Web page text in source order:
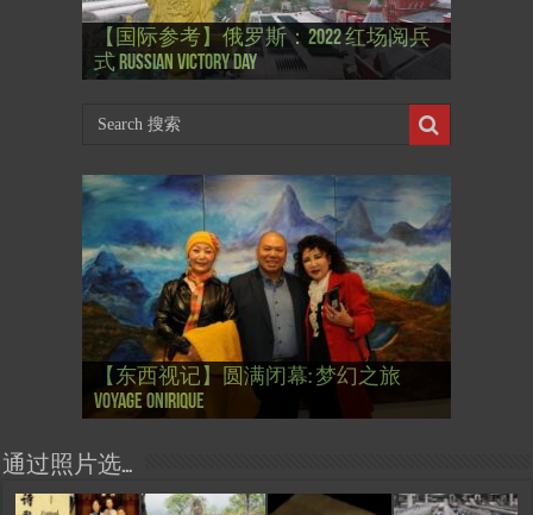
【国际参考】俄罗斯：2022 红场阅兵
式 Russian Victory Day
【国际参考】”戏剧性“服装设计师
Thierry Mugler 蒂埃里.穆勒 去世, 享年 73
岁
【国际参考】海湖庄园: Xi & Trump 内幕
Mar-a-Lago leak
【东西视记】1937年的毕加索, 海明威,
肯尼迪 1937 – La fin de l’innocence (2/2)
【东西视记】1937年的毕加索, 海明威,
肯尼迪 1937 – La fin de l’innocence (1/2)
【东西视记】1961年4月12日 尤里·加加
林 成为第一“太空人”
【东西视记】圆满闭幕: 梦幻之旅
Voyage onirique
【东西视记】开幕：唐恽鉎 Michel
Tong, 梦幻之旅 Voyage onirique
【东西视记】展讯：唐恽鉎 Michel
Tong, 梦幻之旅 Voyage onirique
【跨年晚会】祝各位 佳年快乐 Bonne
année 2023, Le feu d’artifice de Paris
【一画一故事】唐恽鉎 Michel Tong One
Painting One Story
【一画一故事】林象元 Lin XiangYuan One
Painting One Story
【国际参考】芭蕾舞: 天鹅湖 乌克兰
大剧院版 Le lac des cygnes – Opéra national
d’Ukraine
【国际参考】巴黎政府举行“新年晚
会” Soirée musicale à la mairie du 13e le 8
Février
【国际参考】巴黎“艺术之都”展将于2
月12日揭幕 Art Capital s’ouvre le 12 Février
【东西视记】法国电影: “中国人占领
巴黎”，一种法国幽默与“预言” Les
chinois à Paris de J.Yanne
【东西视记】时装秀：巴黎时装界
的“顽童”与“不屈者” John Galliano le
surdoué de la mode
【东西视记】法国“复兴会”式【艺术
桥展】 Expo. que “RENAISSANCE” aurait pu
organiser
通过照片选…